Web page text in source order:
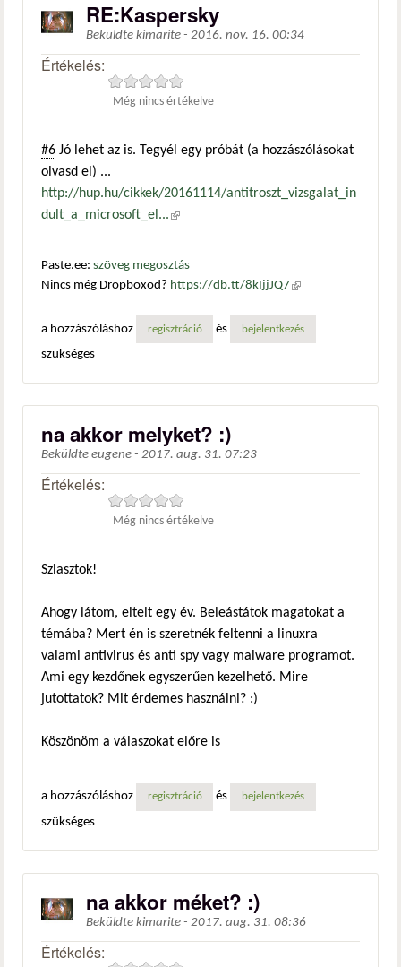
RE:Kaspersky
Beküldte kimarite - 2016. nov. 16. 00:34
Értékelés:
Még nincs értékelve
#6 Jó lehet az is. Tegyél egy próbát (a hozzászólásokat
olvasd el) ...
http://hup.hu/cikkek/20161114/antitroszt_vizsgalat_in
dult_a_microsoft_el...(külső hivatkozás)
Paste.ee: szöveg megosztás
Nincs még Dropboxod? https://db.tt/8kIjjJQ7 (külső
a hozzászóláshoz
regisztráció és bejelentkezés
szükséges
na akkor melyket? :)
Beküldte eugene - 2017. aug. 31. 07:23
Értékelés:
Még nincs értékelve
Sziasztok!
Ahogy látom, eltelt egy év. Beleástátok magatokat a
témába? Mert én is szeretnék feltenni a linuxra
valami antivirus és anti spy vagy malware programot.
Ami egy kezdőnek egyszerűen kezelhető. Mire
jutottatok? Mit érdemes használni? :)
Köszönöm a válaszokat előre is
a hozzászóláshoz regisztráció és bejelentkezés
szükséges
na akkor méket? :)
Beküldte kimarite - 2017. aug. 31. 08:36
Értékelés: